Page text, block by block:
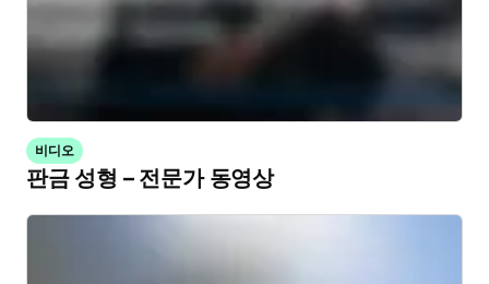
비디오
판금 성형 – 전문가 동영상